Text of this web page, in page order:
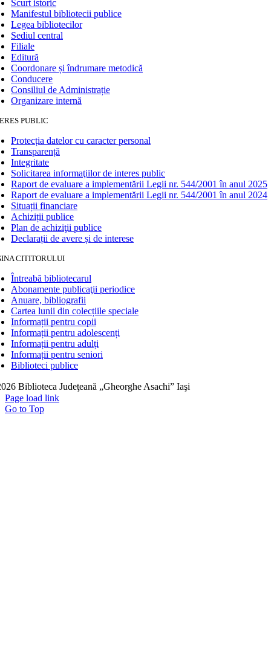
Scurt istoric
Manifestul bibliotecii publice
Legea bibliotecilor
Sediul central
Filiale
Editură
Coordonare și îndrumare metodică
Conducere
Consiliul de Administrație
Organizare internă
PUBLIC
Protecția datelor cu caracter personal
Transparență
Integritate
Solicitarea informaţiilor de interes public
Raport de evaluare a implementării Legii nr. 544/2001 în anul 2025
Raport de evaluare a implementării Legii nr. 544/2001 în anul 2024
Situații financiare
Achiziții publice
Plan de achiziţii publice
Declarații de avere și de interese
CITITORULUI
Întreabă bibliotecarul
Abonamente publicaţii periodice
Anuare, bibliografii
Cartea lunii din colecțiile speciale
Informații pentru copii
Informații pentru adolescenți
Informații pentru adulți
Informații pentru seniori
Biblioteci publice
Biblioteca Judeţeană „Gheorghe Asachi” Iaşi
Page load link
Go to Top